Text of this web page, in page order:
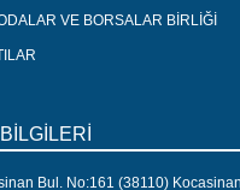
VE BORSALAR BİRLİĞİ
Bul. No:161 (38110)